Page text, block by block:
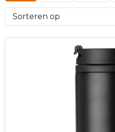
Vrije tijd en Strand